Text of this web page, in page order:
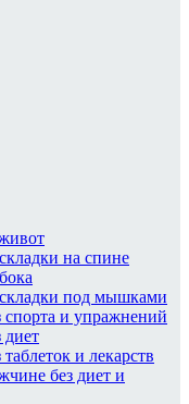
на спине
под мышками
спорта и упражнений
диет
и лекарств
без диет и